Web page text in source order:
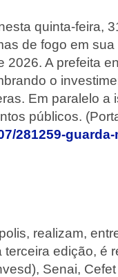
quinta-feira,
de fogo em
A prefeita
o
Em paralelo a
públicos.
281259-
realizam,
edição, é
Senai,